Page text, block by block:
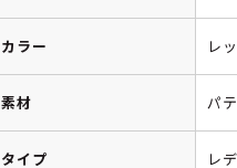
カラー レ
素材 パ
タイプ レ